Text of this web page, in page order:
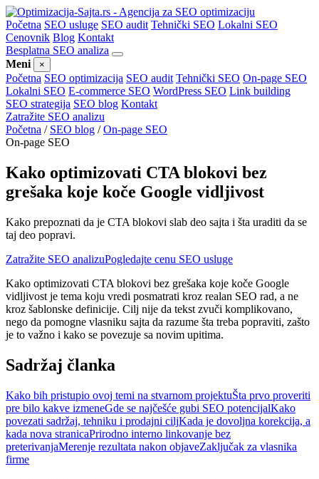
Početna SEO usluge SEO audit Tehnički SEO Lokalni SEO
Cenovnik Blog Kontakt
Besplatna SEO analiza
Meni
×
Početna SEO optimizacija SEO audit Tehnički SEO On-page SEO
Lokalni SEO E-commerce SEO WordPress SEO Link building
SEO strategija SEO blog Kontakt
Zatražite SEO analizu
Početna / SEO blog /On-page SEO
On-page SEO
Kako optimizovati CTA blokovi bez
grešaka koje koče Google vidljivost
Kako prepoznati da je CTA blokovi slab deo sajta i šta uraditi da se
taj deo popravi.
Zatražite SEO analizuPogledajte cenu SEO usluge
Kako optimizovati CTA blokovi bez grešaka koje koče Google
vidljivost je tema koju vredi posmatrati kroz realan SEO rad, a ne
kroz šablonske definicije. Cilj nije da tekst zvuči komplikovano,
nego da pomogne vlasniku sajta da razume šta treba popraviti, zašto
je to važno i kako se povezuje sa novim upitima.
Sadržaj članka
Kako bih pristupio ovoj temi na stvarnom projektuŠta prvo proveriti
pre bilo kakve izmeneGde se najčešće gubi SEO potencijalKako
povezati sadržaj, tehniku i prodajni ciljKada je dovoljna korekcija, a
kada nova stranicaPrirodno interno linkovanje bez
preterivanjaMerenje rezultata nakon objaveZaključak za vlasnika
firme